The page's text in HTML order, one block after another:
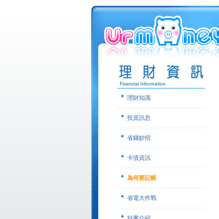
理財知識
投資訊息
省錢妙招
卡債資訊
為何要記帳
省電大作戰